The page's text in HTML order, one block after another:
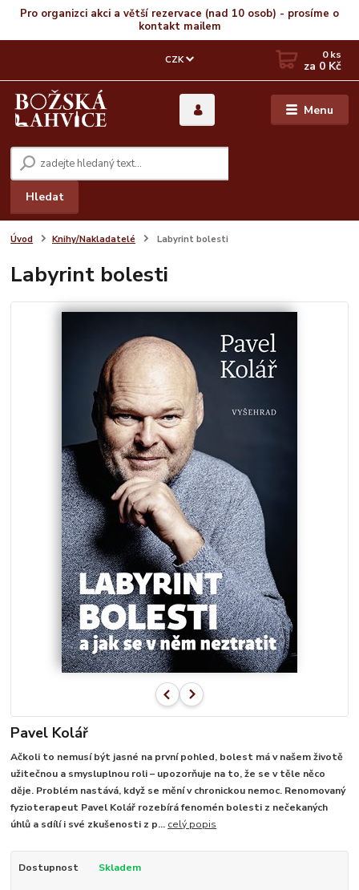
Pro organizci akci a větší rezervace (nad 10 osob) - prosíme o
kontakt mailem
Menu
CZK
Hledat
0ks
za 0 Kč
Úvod Knihy/Nakladatelé Labyrint bolesti
Labyrint bolesti
Pavel Kolář
Ačkoli to nemusí být jasné na první pohled, bolest má v našem životě
užitečnou a smysluplnou roli – upozorňuje na to, že se v těle něco
děje. Problém nastává, když se mění v chronickou nemoc. Renomovaný
fyzioterapeut Pavel Kolář rozebírá fenomén bolesti z nečekaných
úhlů a sdílí i své zkušenosti z p... celý popis
Dostupnost Skladem